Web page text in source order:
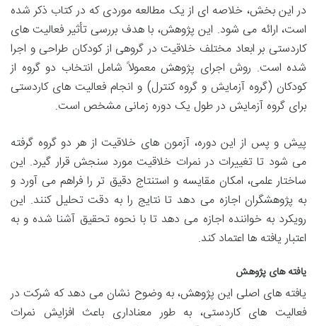
در این بخش، خلاصه ای از یک مطالعه موردی که در کتاب ذکر شده
است، ارائه می شود. این پژوهش، با هدف بررسی تأثیر فعالیت های
کاردستی بر ابعاد مختلف خلاقیت در گروهی از کودکان طراحی و اجرا
شده است. روش اجرای پژوهش معمولاً شامل انتخاب دو گروه از
کودکان (گروه آزمایش و گروه کنترل) و انجام فعالیت های کاردستی
برای گروه آزمایش در طول یک دوره زمانی مشخص است.
پیش و پس از این دوره، آزمون های خلاقیت از هر دو گروه گرفته
می شود تا تغییرات در نمرات خلاقیت مورد سنجش قرار گیرد. این
ساختار علمی، امکان مقایسه و استنتاج دقیق تر را فراهم می آورد و
به پژوهشگران اجازه می دهد تا نتایج را به دقت تحلیل کنند. این
رویکرد به خواننده اجازه می دهد تا با نحوه تحقیق آشنا شده و به
اعتبار یافته ها اعتماد کند.
یافته های پژوهش
یافته های اصلی این پژوهش، به وضوح نشان می دهد که شرکت در
فعالیت های کاردستی، به طور معناداری باعث افزایش نمرات